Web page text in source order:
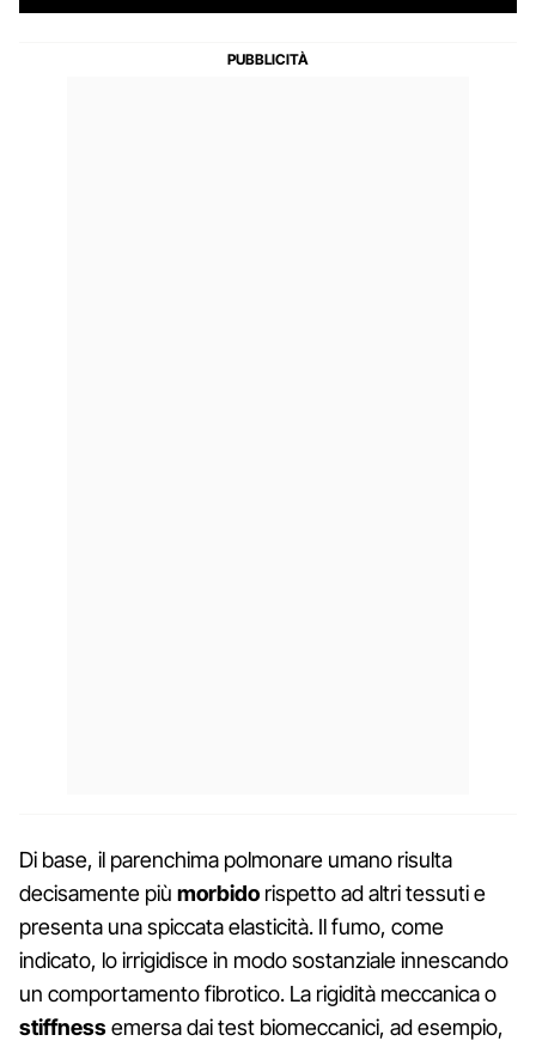
Di base, il parenchima polmonare umano risulta
decisamente più morbido rispetto ad altri tessuti e
presenta una spiccata elasticità. Il fumo, come
indicato, lo irrigidisce in modo sostanziale innescando
un comportamento fibrotico. La rigidità meccanica o
stiffnessemersa dai test biomeccanici, ad esempio,